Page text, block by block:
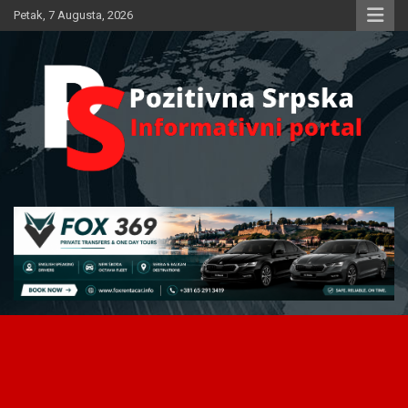
Skip
to
Petak, 7 Augusta, 2026
Pozitivna Srpska